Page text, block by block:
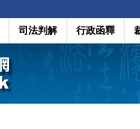
司法判解 行政函釋